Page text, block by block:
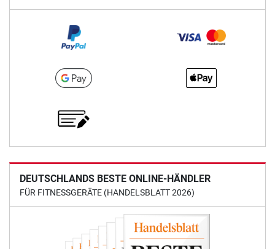
DEUTSCHLANDS BESTE ONLINE-HÄNDLER
FÜR FITNESSGERÄTE (HANDELSBLATT 2026)